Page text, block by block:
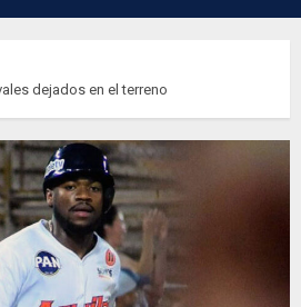
dejados en el terreno